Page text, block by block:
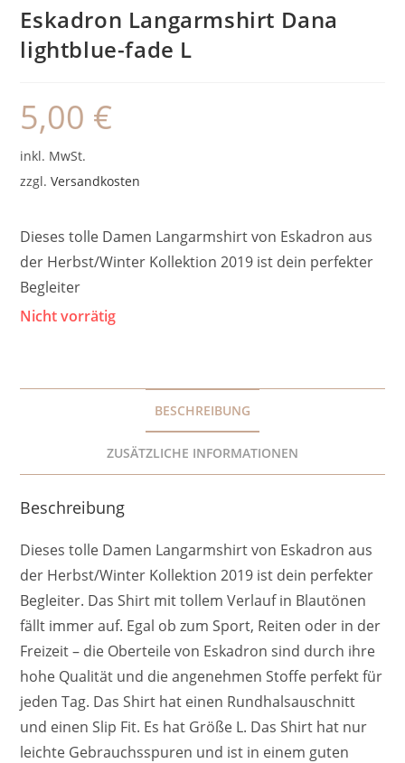
Eskadron Langarmshirt Dana
lightblue-fade L
5,00 €
inkl. MwSt.
zzgl.Versandkosten
Dieses tolle Damen Langarmshirt von Eskadron aus
der Herbst/Winter Kollektion 2019 ist dein perfekter
Begleiter
Nicht vorrätig
BESCHREIBUNG
ZUSÄTZLICHE INFORMATIONEN
Beschreibung
Dieses tolle Damen Langarmshirt von Eskadron aus
der Herbst/Winter Kollektion 2019 ist dein perfekter
Begleiter. Das Shirt mit tollem Verlauf in Blautönen
fällt immer auf. Egal ob zum Sport, Reiten oder in der
Freizeit – die Oberteile von Eskadron sind durch ihre
hohe Qualität und die angenehmen Stoffe perfekt für
jeden Tag. Das Shirt hat einen Rundhalsauschnitt
und einen Slip Fit. Es hat Größe L. Das Shirt hat nur
leichte Gebrauchsspuren und ist in einem guten